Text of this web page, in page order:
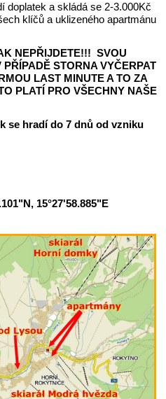
doplatek a skládá se 2-3.000Kč
klíčů a uklizeného apartmánu
NEPŘIJDETE!!! SVOU
STORNA VYČERPAT
LAST MINUTE A TO ZA
PLATÍ PRO VŠECHNY NAŠE
se hradí do 7 dnů od vzniku
15°27'58.885"E